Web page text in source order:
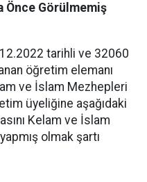
Önce Görülmemiş
tarihli ve 32060
öğretim elemanı
ve İslam Mezhepleri
üyeliğine aşağıdaki
Kelam ve İslam
olmak şartı